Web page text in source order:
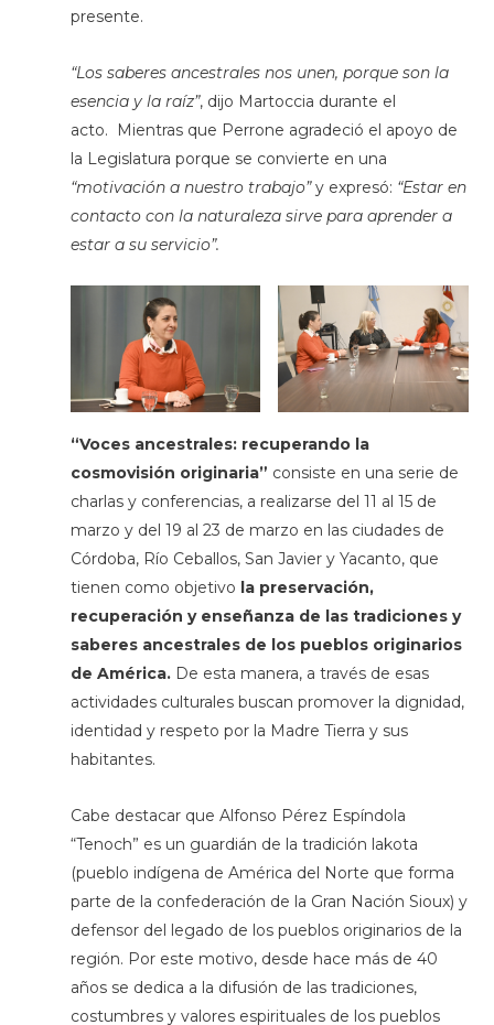
presente.
“Los saberes ancestrales nos unen, porque son la
esencia y la raíz”, dijo Martoccia durante el
acto. Mientras que Perrone agradeció el apoyo de
la Legislatura porque se convierte en una
“motivación a nuestro trabajo”y expresó: “Estar en
contacto con la naturaleza sirve para aprender a
estar a su servicio”.
“Voces ancestrales: recuperando la
cosmovisión originaria” consiste en una serie de
charlas y conferencias, a realizarse del 11 al 15 de
marzo y del 19 al 23 de marzo en las ciudades de
Córdoba, Río Ceballos, San Javier y Yacanto, que
tienen como objetivo la preservación,
recuperación y enseñanza de las tradiciones y
saberes ancestrales de los pueblos originarios
de América. De esta manera, a través de esas
actividades culturales buscan promover la dignidad,
identidad y respeto por la Madre Tierra y sus
habitantes.
Cabe destacar que Alfonso Pérez Espíndola
“Tenoch” es un guardián de la tradición lakota
(pueblo indígena de América del Norte que forma
parte de la confederación de la Gran Nación Sioux) y
defensor del legado de los pueblos originarios de la
región. Por este motivo, desde hace más de 40
años se dedica a la difusión de las tradiciones,
costumbres y valores espirituales de los pueblos